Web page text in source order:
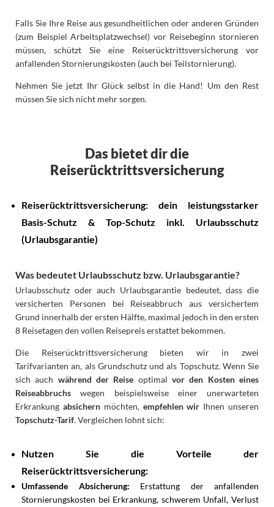
Falls Sie Ihre Reise aus gesundheitlichen oder anderen Gründen
(zum Beispiel Arbeitsplatzwechsel) vor Reisebeginn stornieren
müssen, schützt Sie eine Reiserücktrittsversicherung vor
anfallenden Stornierungskosten (auch bei Teilstornierung).
Nehmen Sie jetzt Ihr Glück selbst in die Hand! Um den Rest
müssen Sie sich nicht mehr sorgen.
Das bietet dir die
Reiserücktrittsversicherung
Reiserücktrittsversicherung: dein leistungsstarker
Basis-Schutz & Top-Schutz inkl. Urlaubsschutz
(Urlaubsgarantie)
Was bedeutet Urlaubsschutz bzw. Urlaubsgarantie?
Urlaubsschutz oder auch Urlaubsgarantie bedeutet, dass die
versicherten Personen bei Reiseabbruch aus versichertem
Grund innerhalb der ersten Hälfte, maximal jedoch in den ersten
8 Reisetagen den vollen Reisepreis erstattet bekommen.
Die Reiserücktrittsversicherung bieten wir in zwei
Tarifvarianten an, als Grundschutz und als Topschutz. Wenn Sie
sich auch während der Reise optimalvor den Kosten eines
Reiseabbruchs wegen beispielsweise einer unerwarteten
Erkrankung absichernmöchten, empfehlen wir Ihnen unseren
Topschutz-Tarif. Vergleichen lohnt sich:
Nutzen Sie die Vorteile der
Reiserücktrittsversicherung:
Umfassende Absicherung: Erstattung der anfallenden
Stornierungskosten bei Erkrankung, schwerem Unfall, Verlust